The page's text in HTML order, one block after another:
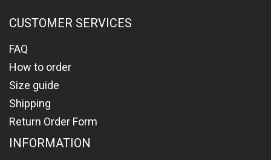
CUSTOMER SERVICES
FAQ
How to order
Size guide
Shipping
Return Order Form
INFORMATION